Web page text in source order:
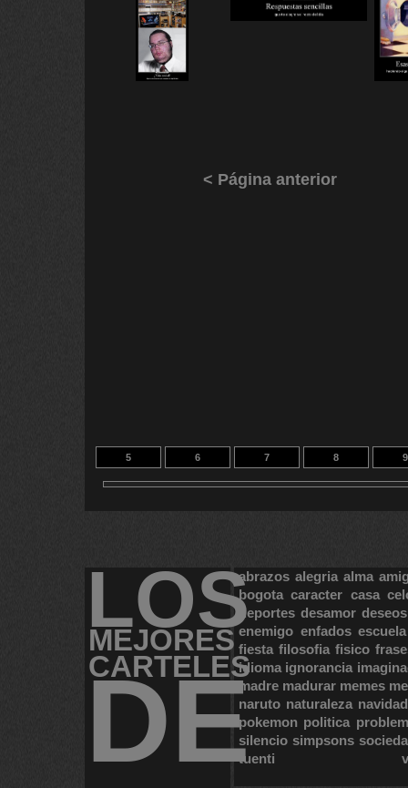
< Página anterior
5 6 7 8 9
15 16 13
LOS
MEJORES
CARTELES
DE
abrazos alegria alma
bogota caracter casa
deportes desamor deseos
enemigo enfados escuela
fiesta filosofia fisico
idioma ignorancia
madre madurar memes
naruto naturaleza navidad
pokemon politica
silencio simpsons
tuenti